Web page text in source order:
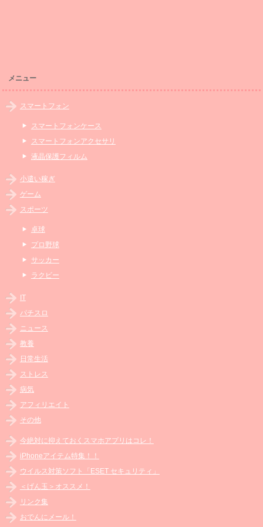
メニュー
スマートフォン
スマートフォンケース
スマートフォンアクセサリ
液晶保護フィルム
小遣い稼ぎ
ゲーム
スポーツ
卓球
プロ野球
サッカー
ラクビー
IT
パチスロ
ニュース
教養
日常生活
ストレス
病気
アフィリエイト
その他
今絶対に抑えておくスマホアプリはコレ！
iPhoneアイテム特集！！
ウイルス対策ソフト「ESET セキュリティ」
＜げん玉＞オススメ！
リンク集
おでんにメール！